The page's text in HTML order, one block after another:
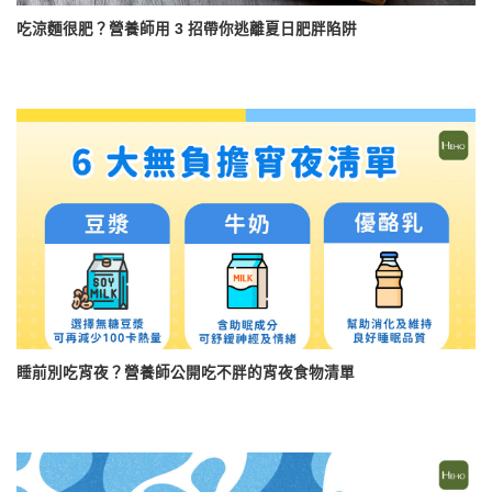
吃涼麵很肥？營養師用 3 招帶你逃離夏日肥胖陷阱
睡前別吃宵夜？營養師公開吃不胖的宵夜食物清單